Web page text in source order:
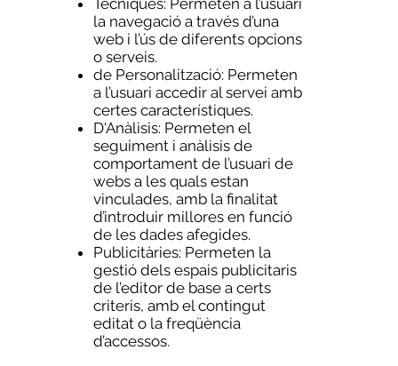
la navegació a través d’una
web i l’ús de diferents opcions
o serveis.
de Personalització: Permeten
a l’usuari accedir al servei amb
certes característiques.
D'Anàlisis: Permeten el
seguiment i anàlisis de
comportament de l’usuari de
webs a les quals estan
vinculades, amb la finalitat
d’introduir millores en funció
de les dades afegides.
Publicitàries: Permeten la
gestió dels espais publicitaris
de l’editor de base a certs
criteris, amb el contingut
editat o la freqüència
d’accessos.